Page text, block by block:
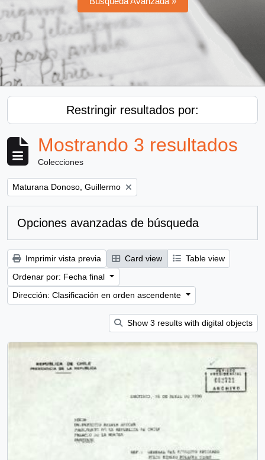
Restringir resultados por:
Mostrando 3 resultados
Colecciones
Remove filter:
Maturana Donoso, Guillermo
Opciones avanzadas de búsqueda
Imprimir vista previa Card view
Table view
Ordenar por: Fecha final
Dirección: Clasificación en orden ascendente
Show 3 results with digital objects